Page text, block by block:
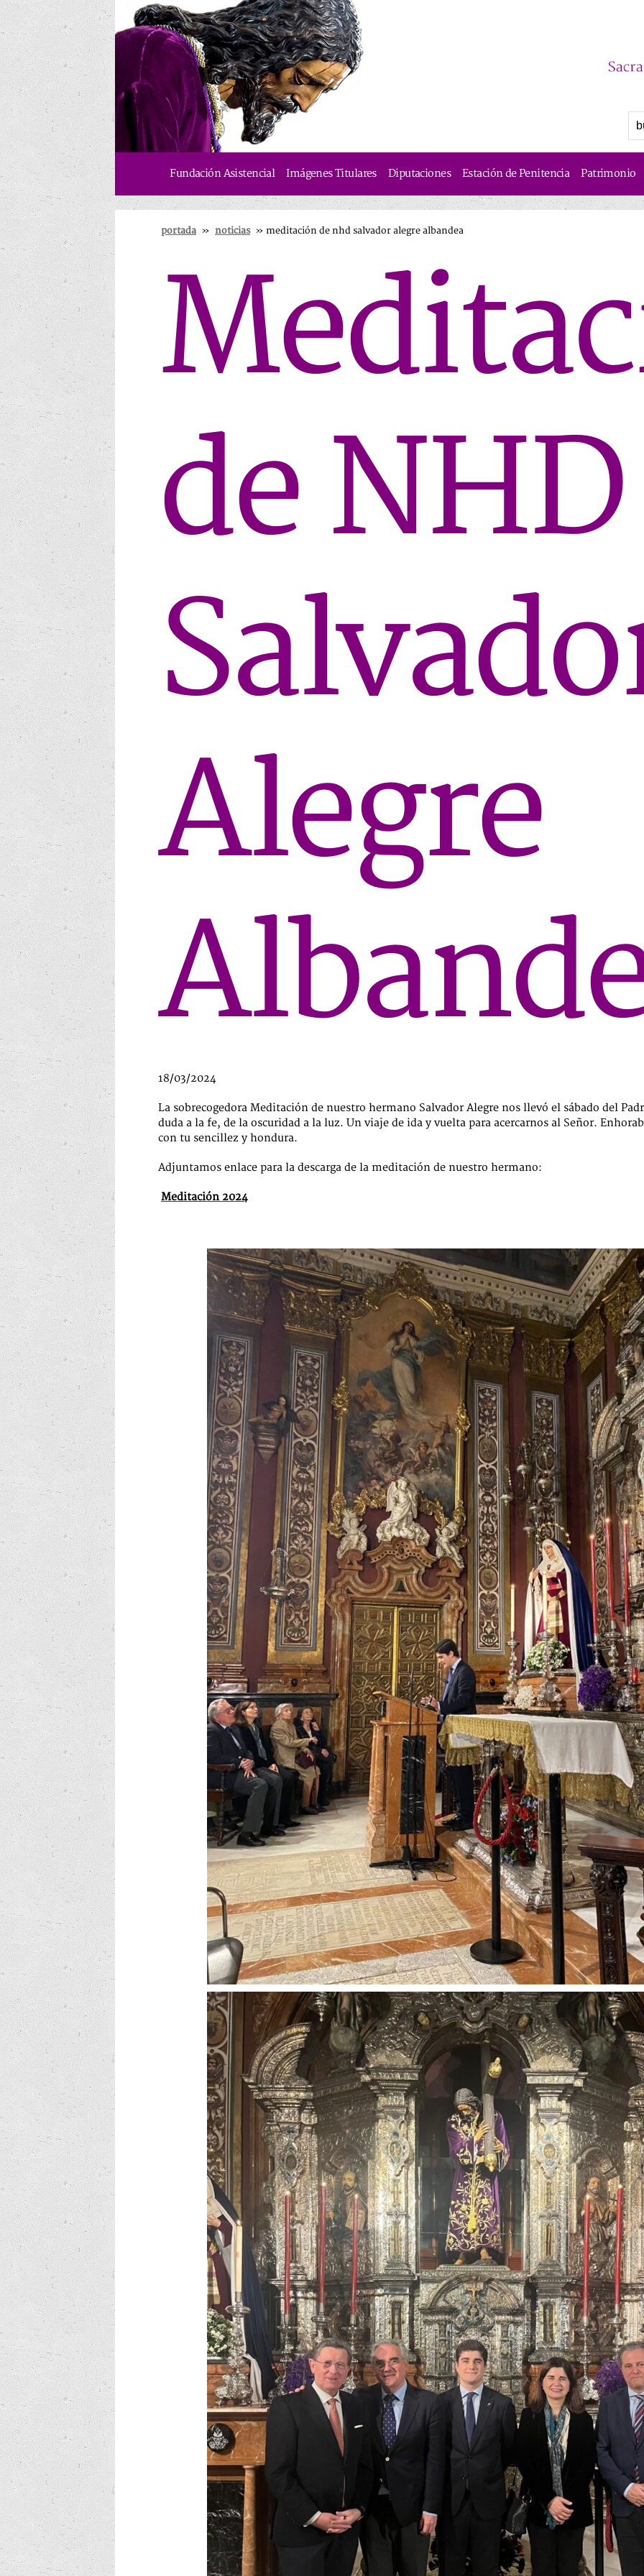
Patrimonio
Estación de Penitencia
Diputaciones
Imágenes Titulares
Fundación Asistencial
portada » noticias » meditación de nhd salvador alegre albandea
de NHD
Alegre
18/03/2024
La sobrecogedora Meditación de nuestro hermano Salvador Alegre nos llevó el sábado del
duda a la fe, de la oscuridad a la luz. Un viaje de ida y vuelta para acercarnos al Señor.
con tu sencillez y hondura.
Adjuntamos enlace para la descarga de la meditación de nuestro hermano:
Meditación 2024